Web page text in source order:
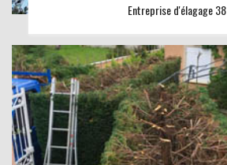
Entreprise d'élagage 38